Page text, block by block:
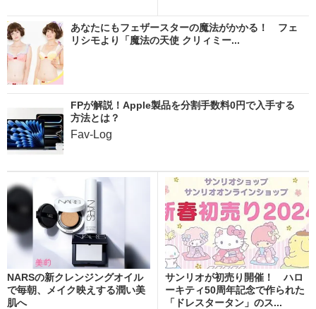
あなたにもフェザースターの魔法がかかる！ フェ
リシモより「魔法の天使 クリィミー...
FPが解説！Apple製品を分割手数料0円で入手する
方法とは？
Fav-Log
NARSの新クレンジングオイル
で毎朝、メイク映えする潤い美
肌へ
サンリオが初売り開催！ ハロ
ーキティ50周年記念で作られた
「ドレスタータン」のス...